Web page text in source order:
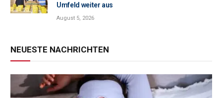
Umfeld weiter aus
August 5, 2026
NEUESTE NACHRICHTEN